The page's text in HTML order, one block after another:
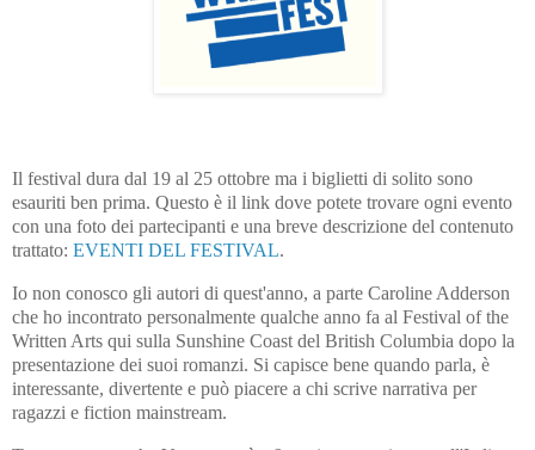
Il festival dura dal 19 al 25 ottobre ma i biglietti di solito sono
esauriti ben prima. Questo è il link dove potete trovare ogni evento
con una foto dei partecipanti e una breve descrizione del contenuto
trattato: EVENTI DEL FESTIVAL.
Io non conosco gli autori di quest'anno, a parte Caroline Adderson
che ho incontrato personalmente qualche anno fa al Festival of the
Written Arts qui sulla Sunshine Coast del British Columbia dopo la
presentazione dei suoi romanzi. Si capisce bene quando parla, è
interessante, divertente e può piacere a chi scrive narrativa per
ragazzi e fiction mainstream.